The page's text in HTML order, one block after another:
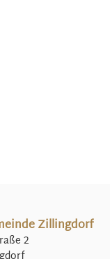
Zillingdorf
2